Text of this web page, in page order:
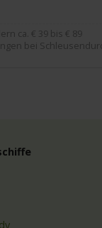
ca. € 39 bis € 89
bei